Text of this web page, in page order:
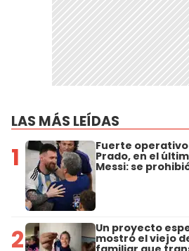
LAS MÁS LEÍDAS
1 Fuerte
Prado, en el
Messi: se
2 Un proyecto
mostró el viejo